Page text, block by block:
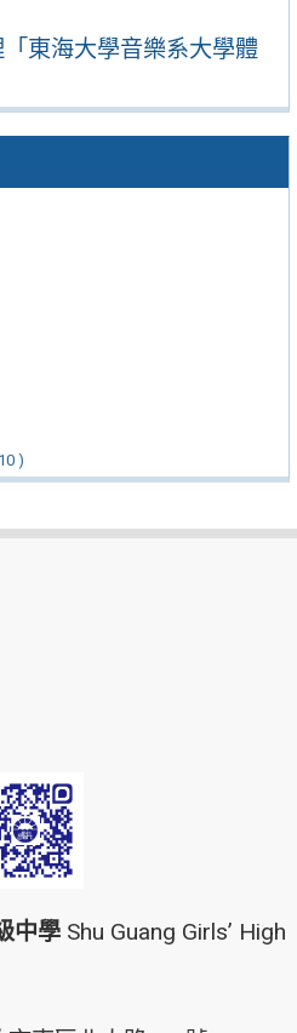
東海大學音樂系大學體
)
中學 Shu Guang Girls’ High